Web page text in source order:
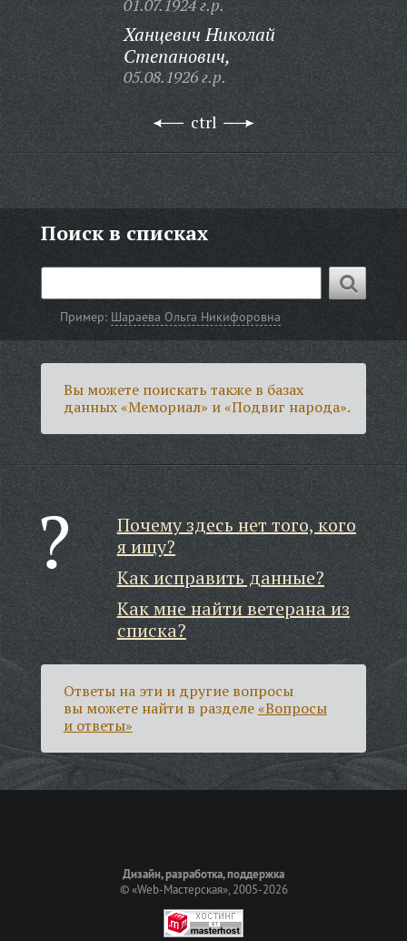
01.07.1924 г.р.
Ханцевич Николай
Степанович,
05.08.1926 г.р.
ctrl
Поиск в списках
Пример: Шараева Ольга Никифоровна
Вы можете поискать также в базах
данных «Мемориал» и «Подвиг народа».
Почему здесь нет того, кого
я ищу?
Как исправить данные?
Как мне найти ветерана из
списка?
Ответы на эти и другие вопросы
вы можете найти в разделе«Вопросы
и ответы»
Дизайн, разработка, поддержка
©«Web-Мастерская», 2005-2026